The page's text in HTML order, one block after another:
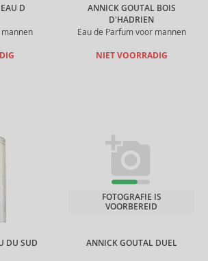
D
ANNICK GOUTAL BOIS
D'HADRIEN
Eau de Parfum voor mannen
NIET VOORRADIG
DU SUD ANNICK GOUTAL DUEL
FOTOGRAFIE IS
VOORBEREID